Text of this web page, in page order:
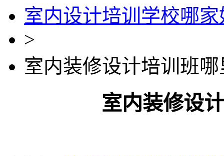
室内设计培训学校哪家
>
室内装修设计培训班
室内装修设